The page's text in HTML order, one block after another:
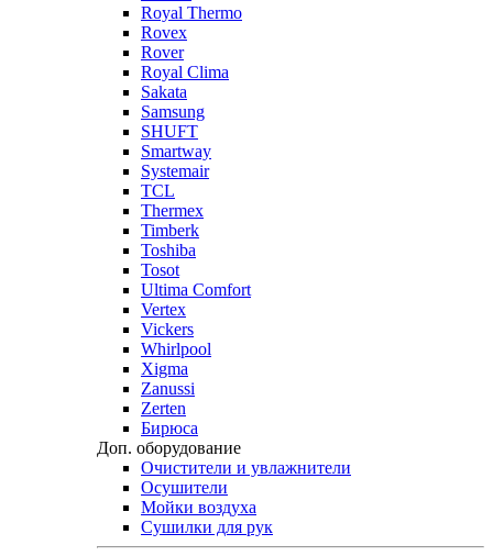
Royal Thermo
Rovex
Rover
Royal Clima
Sakata
Samsung
SHUFT
Smartway
Systemair
TCL
Thermex
Timberk
Toshiba
Tosot
Ultima Comfort
Vertex
Vickers
Whirlpool
Xigma
Zanussi
Zerten
Бирюса
Доп. оборудование
Очистители и увлажнители
Осушители
Мойки воздуха
Сушилки для рук